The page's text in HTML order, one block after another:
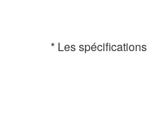
* Les